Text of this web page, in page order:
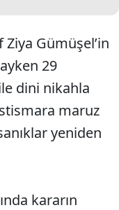
Gümüşel’in
29
dini nikahla
maruz
yeniden
kararın